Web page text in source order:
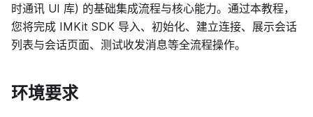
时通讯 UI 库) 的基础集成流程与核心能力。通过本教程，
您将完成 IMKit SDK 导入、初始化、建立连接、展示会话
列表与会话页面、测试收发消息等全流程操作。
环境要求